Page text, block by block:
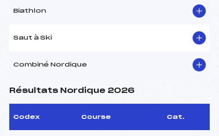
Biathlon
Saut à Ski
Combiné Nordique
Résultats Nordique 2026
Codex Course Cat.